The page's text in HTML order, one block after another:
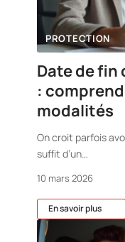
PROTECTION
Date de fin
:
modalités
On croit parfois
suffit d’un…
10 mars 2026
En savoir plus